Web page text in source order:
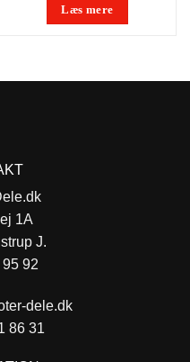
Læs mere
1A
J.
92
dele.dk
86 31